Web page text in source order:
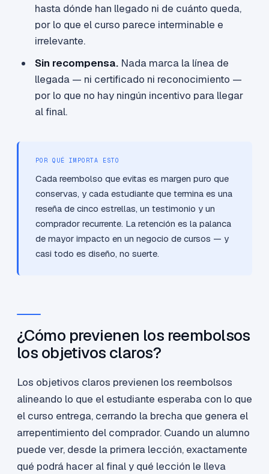
hasta dónde han llegado ni de cuánto queda,
por lo que el curso parece interminable e
irrelevante.
Sin recompensa. Nada marca la línea de
llegada — ni certificado ni reconocimiento —
por lo que no hay ningún incentivo para llegar
al final.
POR QUÉ IMPORTA ESTO
Cada reembolso que evitas es margen puro que
conservas, y cada estudiante que termina es una
reseña de cinco estrellas, un testimonio y un
comprador recurrente. La retención es la palanca
de mayor impacto en un negocio de cursos — y
casi todo es diseño, no suerte.
¿Cómo previenen los reembolsos
los objetivos claros?
Los objetivos claros previenen los reembolsos
alineando lo que el estudiante esperaba con lo que
el curso entrega, cerrando la brecha que genera el
arrepentimiento del comprador. Cuando un alumno
puede ver, desde la primera lección, exactamente
qué podrá hacer al final y qué lección le lleva